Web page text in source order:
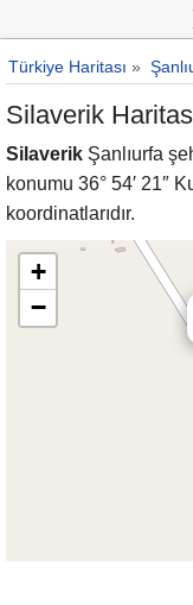
Türkiye Haritası »
Silaverik
Silaverik Şanlıurfa
konumu 36° 54′ 21″
koordinatlarıdır.
+
−